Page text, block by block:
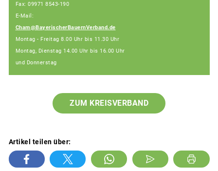
Fax: 09971 8543-190
E-Mail:
Cham@BayerischerBauernVerband.de
Montag - Freitag 8.00 Uhr bis 11.30 Uhr
Montag, Dienstag 14.00 Uhr bis 16.00 Uhr
und Donnerstag
ZUM KREISVERBAND
Artikel teilen über: